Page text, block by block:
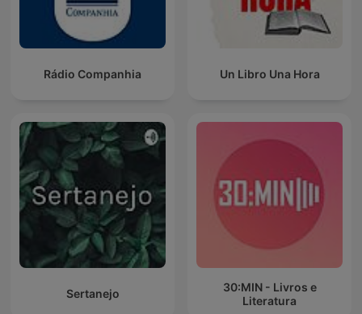
Rádio Companhia Un Libro Una Hora
Sertanejo
30:MIN - Livros e
Literatura